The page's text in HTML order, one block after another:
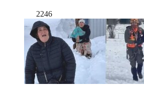
2246